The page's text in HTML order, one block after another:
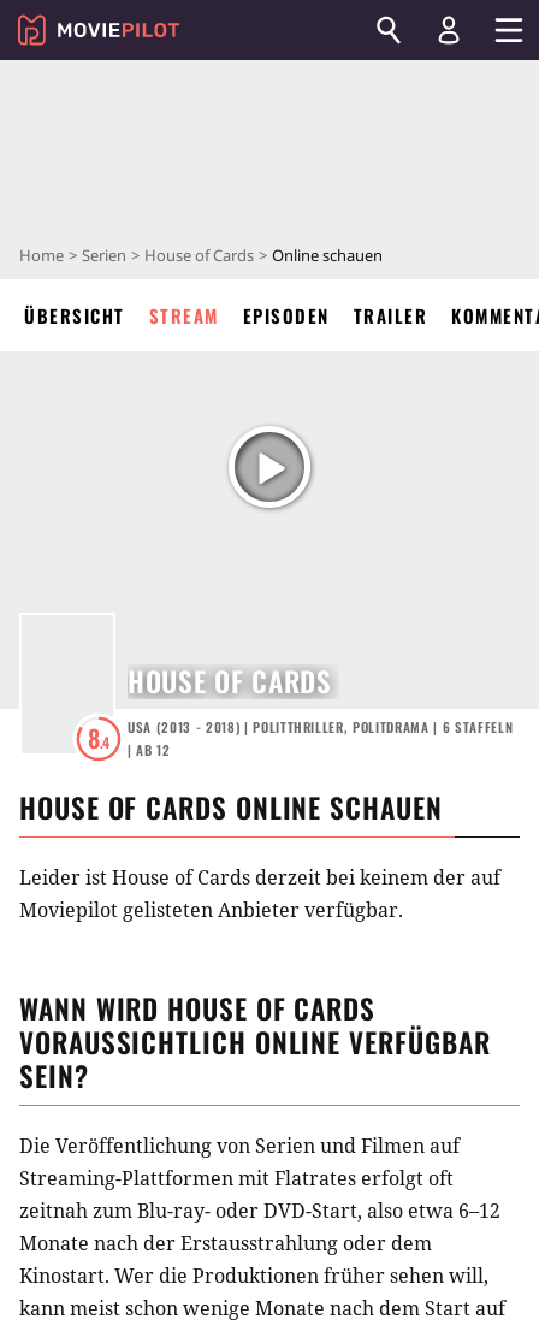
Home Serien House of Cards Online schauen
ÜBERSICHT STREAM EPISODEN TRAILER
8.4
HOUSE OF CARDS
USA (2013 - 2018) |POLITTHRILLER,POLITDRAMA | 6 STAFFELN
|AB 12
HOUSE OF CARDS ONLINE SCHAUEN
Leider ist House of Cards derzeit bei keinem der auf
Moviepilot gelisteten Anbieter verfügbar.
WANN WIRD HOUSE OF CARDS
VORAUSSICHTLICH ONLINE VERFÜGBAR
SEIN?
Die Veröffentlichung von Serien und Filmen auf
Streaming-Plattformen mit Flatrates erfolgt oft
zeitnah zum Blu-ray- oder DVD-Start, also etwa 6–12
Monate nach der Erstausstrahlung oder dem
Kinostart. Wer die Produktionen früher sehen will,
kann meist schon wenige Monate nach dem Start auf